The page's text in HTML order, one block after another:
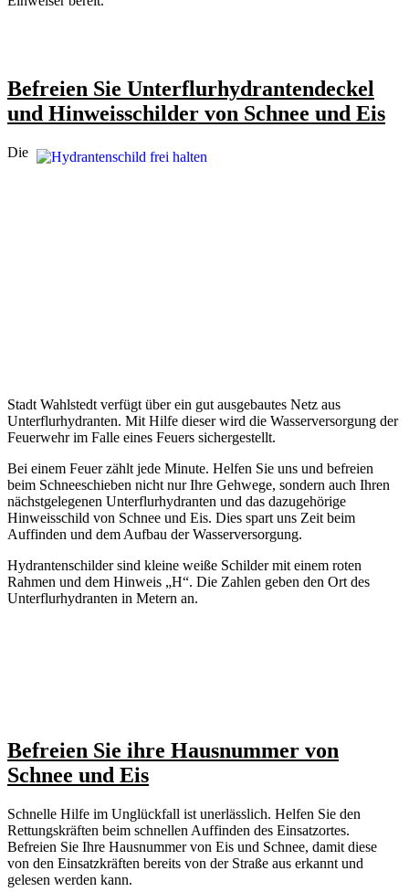
Befreien Sie Unterflurhydrantendeckel
und Hinweisschilder von Schnee und Eis
Die
Stadt Wahlstedt verfügt über ein gut ausgebautes Netz aus
Unterflurhydranten. Mit Hilfe dieser wird die Wasserversorgung der
Feuerwehr im Falle eines Feuers sichergestellt.
Bei einem Feuer zählt jede Minute. Helfen Sie uns und befreien
beim Schneeschieben nicht nur Ihre Gehwege, sondern auch Ihren
nächstgelegenen Unterflurhydranten und das dazugehörige
Hinweisschild von Schnee und Eis. Dies spart uns Zeit beim
Auffinden und dem Aufbau der Wasserversorgung.
Hydrantenschilder sind kleine weiße Schilder mit einem roten
Rahmen und dem Hinweis „H“. Die Zahlen geben den Ort des
Unterflurhydranten in Metern an.
Befreien Sie ihre Hausnummer von
Schnee und Eis
Schnelle Hilfe im Unglückfall ist unerlässlich. Helfen Sie den
Rettungskräften beim schnellen Auffinden des Einsatzortes.
Befreien Sie Ihre Hausnummer von Eis und Schnee, damit diese
von den Einsatzkräften bereits von der Straße aus erkannt und
gelesen werden kann.